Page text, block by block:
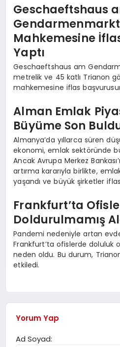
Geschaeftshaus
Mahkemesine
Yaptı
Geschaeftshaus am
metrelik ve 45 katlı Trianon
mahkemesine iflas
Alman Emlak
Büyüme Son
Almanya’da yıllarca süren
ekonomi, emlak sektöründe
Ancak Avrupa Merkez
artırma kararıyla birlikte,
yaşandı ve büyük şirketler
Frankfurt’ta
Doldurulmamış
Pandemi nedeniyle artan
Frankfurt’ta ofislerde doluluk
neden oldu. Bu durum,
etkiledi.
Yorum Yap
Ad Soyad: